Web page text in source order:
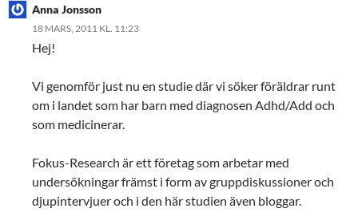
Anna Jonsson
18 MARS, 2011 KL. 11:23
Hej!
Vi genomför just nu en studie där vi söker föräldrar runt
om i landet som har barn med diagnosen Adhd/Add och
som medicinerar.
Fokus-Research är ett företag som arbetar med
undersökningar främst i form av gruppdiskussioner och
djupintervjuer och i den här studien även bloggar.